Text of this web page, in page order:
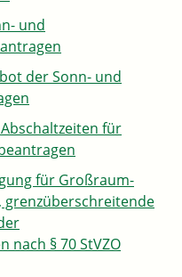
und
der Sonn- und
für
für Großraum-
nach § 70 StVZO